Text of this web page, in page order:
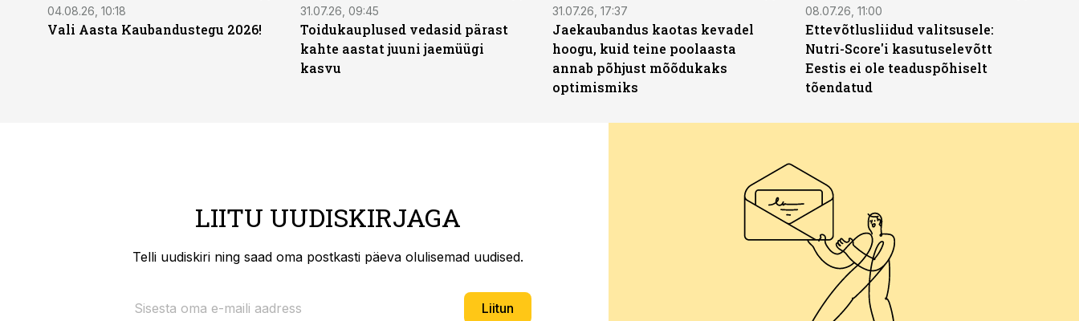
04.08.26, 10:18
Vali Aasta Kaubandustegu 2026!
31.07.26, 09:45
Toidukauplused vedasid pärast
kahte aastat juuni jaemüügi
kasvu
31.07.26, 17:37
Jaekaubandus kaotas kevadel
hoogu, kuid teine poolaasta
annab põhjust mõõdukaks
optimismiks
08.07.26, 11:00
Ettevõtlusliidud valitsusele:
Nutri-Score'i kasutuselevõtt
Eestis ei ole teaduspõhiselt
tõendatud
LIITU UUDISKIRJAGA
Telli uudiskiri ning saad oma postkasti päeva olulisemad uudised.
Liitun